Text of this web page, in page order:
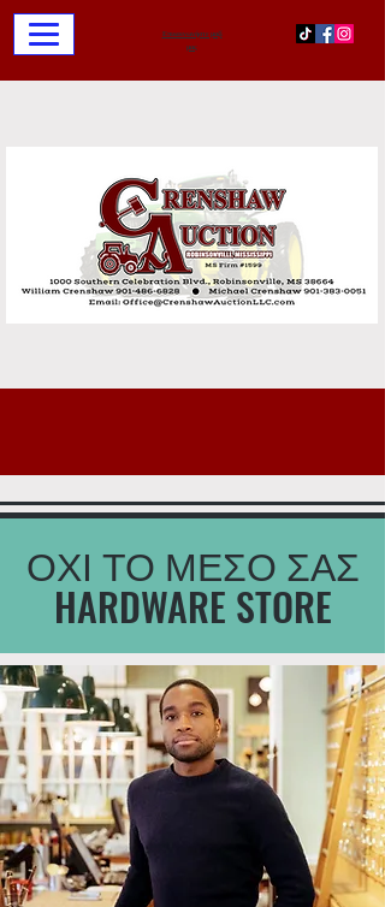
Επικοινωνήστε μαζί
μας
ΟΧΙ ΤΟ ΜΕΣΟ ΣΑΣ
HARDWARE STORE